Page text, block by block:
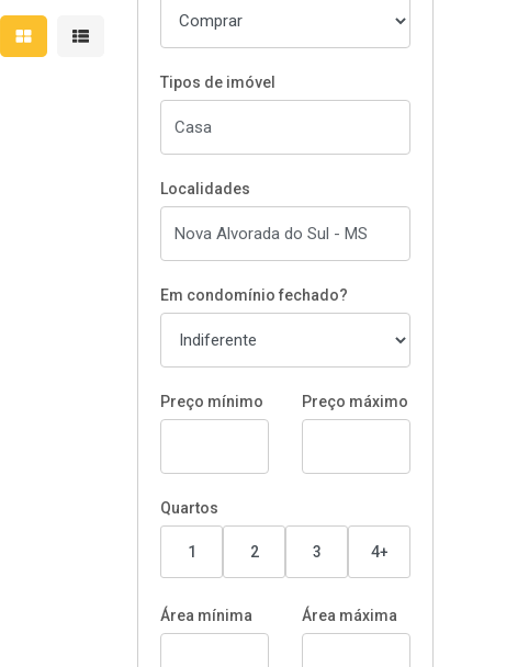
Mostrar resultados em grade
Mostrar resultados em lista
Tipos de imóvel
Localidades
Em condomínio fechado?
Preço mínimo Preço máximo
Quartos
1 2 3 4+
Área mínima Área máxima